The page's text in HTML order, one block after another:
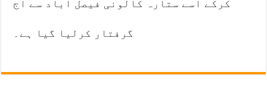
کرکے اسے ستارہ کالونی فیصل آباد سے آج
گرفتار کرلیا گیا ہے۔